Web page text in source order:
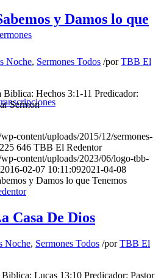
y Damos lo que
Noche, Sermones Todos /porTBB El
Hechos 3:1-11 Predicador:
Sermon
content/uploads/2015/12/sermones-
225 646 TBB El Redentor
content/uploads/2023/06/logo-tbb-
2016-02-07 10:11:092021-04-08
y Damos lo que Tenemos
Casa De Dios
Noche, Sermones Todos /porTBB El
Lucas 13:10 Predicador: Pastor